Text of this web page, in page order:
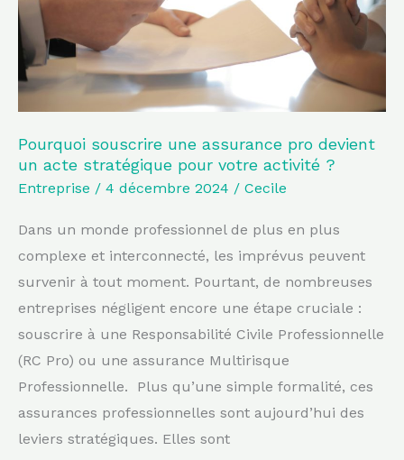
Pourquoi souscrire une assurance pro devient
un acte stratégique pour votre activité ?
Entreprise / 4 décembre 2024 / Cecile
Dans un monde professionnel de plus en plus
complexe et interconnecté, les imprévus peuvent
survenir à tout moment. Pourtant, de nombreuses
entreprises négligent encore une étape cruciale :
souscrire à une Responsabilité Civile Professionnelle
(RC Pro) ou une assurance Multirisque
Professionnelle. Plus qu’une simple formalité, ces
assurances professionnelles sont aujourd’hui des
leviers stratégiques. Elles sont
devient
un
acte
stratégique
pour
votre
activité
?